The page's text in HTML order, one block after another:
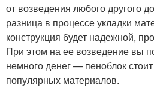
от возведения любого другого
разница в процессе укладки
конструкция будет надежной,
При этом на ее возведение вы
немного денег — пеноблок
популярных материалов.